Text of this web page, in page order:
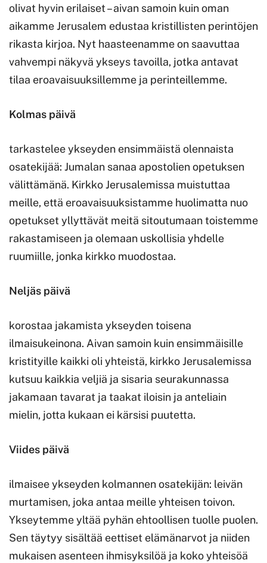
olivat hyvin erilaiset – aivan samoin kuin oman
aikamme Jerusalem edustaa kristillisten perintöjen
rikasta kirjoa. Nyt haasteenamme on saavuttaa
vahvempi näkyvä ykseys tavoilla, jotka antavat
tilaa eroavaisuuksillemme ja perinteillemme.
Kolmas päivä
tarkastelee ykseyden ensimmäistä olennaista
osatekijää: Jumalan sanaa apostolien opetuksen
välittämänä. Kirkko Jerusalemissa muistuttaa
meille, että eroavaisuuksistamme huolimatta nuo
opetukset yllyttävät meitä sitoutumaan toistemme
rakastamiseen ja olemaan uskollisia yhdelle
ruumiille, jonka kirkko muodostaa.
Neljäs päivä
korostaa jakamista ykseyden toisena
ilmaisukeinona. Aivan samoin kuin ensimmäisille
kristityille kaikki oli yhteistä, kirkko Jerusalemissa
kutsuu kaikkia veljiä ja sisaria seurakunnassa
jakamaan tavarat ja taakat iloisin ja anteliain
mielin, jotta kukaan ei kärsisi puutetta.
Viides päivä
ilmaisee ykseyden kolmannen osatekijän: leivän
murtamisen, joka antaa meille yhteisen toivon.
Ykseytemme yltää pyhän ehtoollisen tuolle puolen.
Sen täytyy sisältää eettiset elämänarvot ja niiden
mukaisen asenteen ihmisyksilöä ja koko yhteisöä